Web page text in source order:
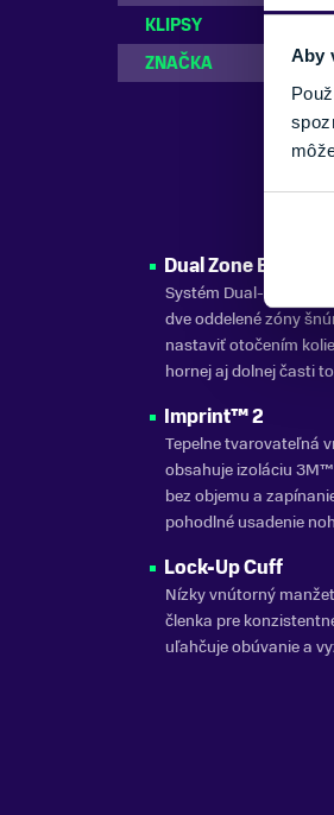
Aby
KLIPSY
ZNAČKA
Dual Zone BOA®
Systém Dual-Zone
dve oddelené zóny
nastaviť otočením
hornej aj dolnej časti
Imprint™ 2
Tepelne tvarovateľná
obsahuje izoláciu
bez objemu a
pohodlné usadenie
Lock-Up Cuff
Nízky vnútorný
členka pre
uľahčuje obúvanie a